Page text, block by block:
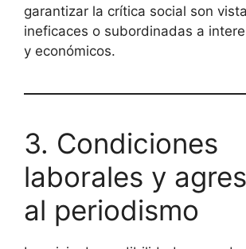
garantizar la crítica social son
ineficaces o subordinadas a
y económicos.
3. Condiciones
laborales y
al periodismo